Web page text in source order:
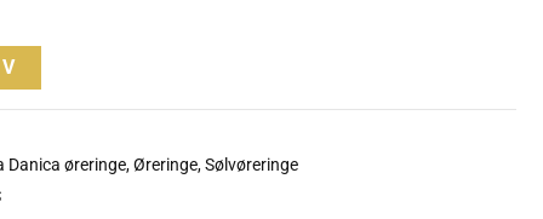
Danica øreringe,Øreringe,Sølvøreringe